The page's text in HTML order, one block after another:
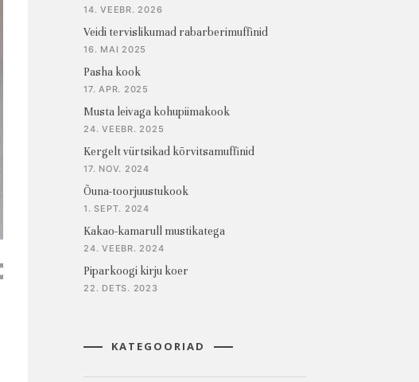
14. VEEBR. 2026
Veidi tervislikumad rabarberimuffinid
16. MAI 2025
Pasha kook
17. APR. 2025
Musta leivaga kohupiimakook
24. VEEBR. 2025
Kergelt vürtsikad kõrvitsamuffinid
17. NOV. 2024
Õuna-toorjuustukook
1. SEPT. 2024
Kakao-kamarull mustikatega
24. VEEBR. 2024
Piparkoogi kirju koer
22. DETS. 2023
KATEGOORIAD